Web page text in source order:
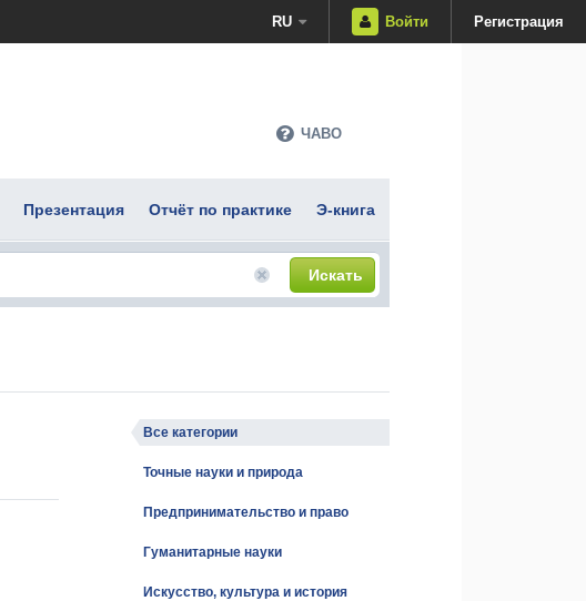
RU Войти Регистрация
ЧАВО
Презентация Отчёт по практике Э-книга
Искать
Все категории
Точные науки и природа
Предпринимательство и право
Гуманитарные науки
Искусство, культура и история